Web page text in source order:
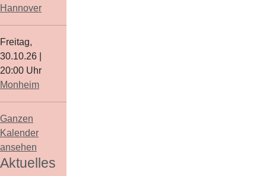
Hannover
Freitag,
30.10.26
20:00 Uhr
Monheim
Ganzen
Kalender
ansehen
Aktuelles